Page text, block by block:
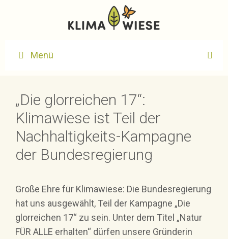
Menü
„Die glorreichen 17“:
Klimawiese ist Teil der
Nachhaltigkeits-Kampagne
der Bundesregierung
Große Ehre für Klimawiese: Die Bundesregierung
hat uns ausgewählt, Teil der Kampagne „Die
glorreichen 17“ zu sein. Unter dem Titel „Natur
FÜR ALLE erhalten“ dürfen unsere Gründerin